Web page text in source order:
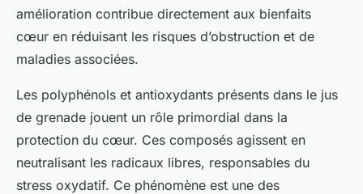
amélioration contribue directement aux bienfaits
cœur en réduisant les risques d’obstruction et de
maladies associées.
Les polyphénols et antioxydants présents dans le jus
de grenade jouent un rôle primordial dans la
protection du cœur. Ces composés agissent en
neutralisant les radicaux libres, responsables du
stress oxydatif. Ce phénomène est une des